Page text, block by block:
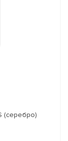
(серебро)